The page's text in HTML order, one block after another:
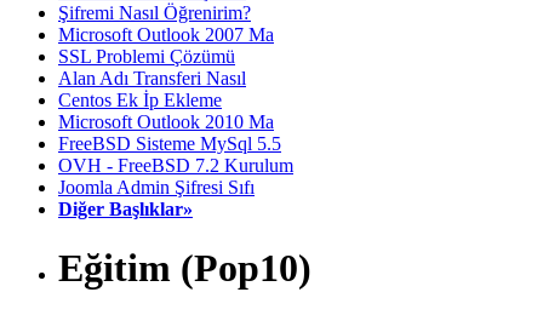
Şifremi Nasıl Öğrenirim?
Microsoft Outlook 2007 Ma
SSL Problemi Çözümü
Alan Adı Transferi Nasıl
Centos Ek İp Ekleme
Microsoft Outlook 2010 Ma
FreeBSD Sisteme MySql 5.5
OVH - FreeBSD 7.2 Kurulum
Joomla Admin Şifresi Sıfı
Diğer Başlıklar»
Eğitim (Pop10)